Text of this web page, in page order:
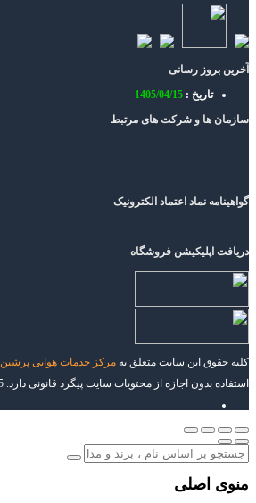
آخرین بروز رسانی
تاریخ : 1405/04/15
سازمان ها و شرکت های مرتبط
گواهینامه نماد اعتماد الکترونیک
دریافت اپلیکیشن فروشگاه
کلیه حقوق این سایت متعلق به مرکز خدمات هوایی پرشین
استفاده بدون اجازه از محتویات سایت پیگرد قانونی دارد. CopyRight © 2007-2025
منوی اصلی